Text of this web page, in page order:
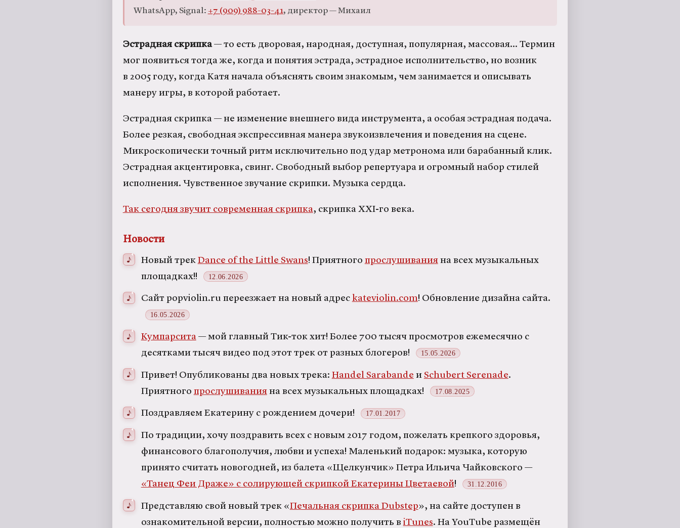
WhatsApp, Signal: +7 (909) 988-03-41, директор — Михаил
Эстрадная скрипка— то есть дворовая, народная, доступная, популярная, массовая... Термин
мог появиться тогда же, когда и понятия эстрада, эстрадное исполнительство, но возник
в 2005 году, когда Катя начала объяснять своим знакомым, чем занимается и описывать
манеру игры, в которой работает.
Эстрадная скрипка — не изменение внешнего вида инструмента, а особая эстрадная подача.
Более резкая, свободная экспрессивная манера звукоизвлечения и поведения на сцене.
Микроскопически точный ритм исключительно под удар метронома или барабанный клик.
Эстрадная акцентировка, свинг. Свободный выбор репертуара и огромный набор стилей
исполнения. Чувственное звучание скрипки. Музыка сердца.
Так сегодня звучит современная скрипка, скрипка XXI-го века.
Новости
Новый трек Dance of the Little Swans! Приятного прослушиванияна всех музыкальных
площадках!!
12.06.2026
Сайт popviolin.ru переезжает на новый адрес kateviolin.com! Обновление дизайна сайта.
16.05.2026
Кумпарсита— мой главный Тик-ток хит! Более 700 тысяч просмотров ежемесячно с
десятками тысяч видео под этот трек от разных блогеров!
15.05.2026
Привет! Опубликованы два новых трека: Handel Sarabande и Schubert Serenade.
Приятного прослушиванияна всех музыкальных площадках! 17.08.2025
Поздравляем Екатерину с рождением дочери! 17.01.2017
По традиции, хочу поздравить всех с новым 2017 годом, пожелать крепкого здоровья,
финансового благополучия, любви и успеха! Маленький подарок: музыка, которую
принято считать новогодней, из балета «Щелкунчик» Петра Ильича Чайковского —
«Танец Феи Драже» с солирующей скрипкой Екатерины Цветаевой! 31.12.2016
Представляю свой новый трек «Печальная скрипка Dubstep», на сайте доступен в
ознакомительной версии, полностью можно получить в iTunes. На YouTube размещён